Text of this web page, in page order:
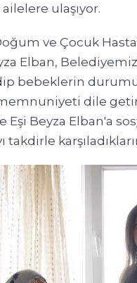
ulaşıyor.
ve Çocuk
Elban,
bebeklerin
dile
Eşi Beyza Elban'a
takdirle